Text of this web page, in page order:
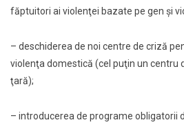
făptuitori ai violenţei bazate pe gen şi
– deschiderea de noi centre de criză
violenţa domestică (cel puţin un centru
ţară);
– introducerea de programe obligatorii